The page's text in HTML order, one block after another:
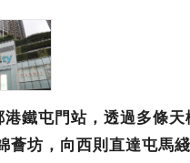
鐵屯門站，透過多條天
薈坊，向西則直達屯馬